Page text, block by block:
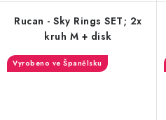
Rucan - Sky Rings SET; 2x
kruh M + disk
Vyrobeno ve Španělsku